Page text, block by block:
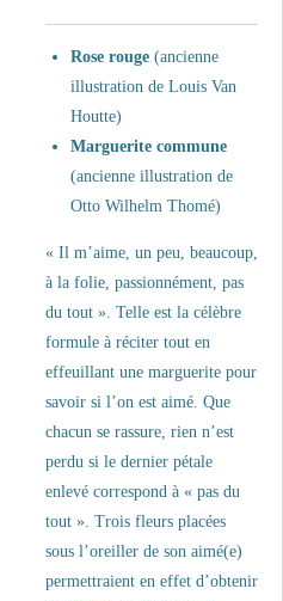
Rose rouge (ancienne
illustration de Louis Van
Houtte)
Marguerite commune
(ancienne illustration de
Otto Wilhelm Thomé)
« Il m’aime, un peu, beaucoup,
à la folie, passionnément, pas
du tout ». Telle est la célèbre
formule à réciter tout en
effeuillant une marguerite pour
savoir si l’on est aimé. Que
chacun se rassure, rien n’est
perdu si le dernier pétale
enlevé correspond à « pas du
tout ». Trois fleurs placées
sous l’oreiller de son aimé(e)
permettraient en effet d’obtenir